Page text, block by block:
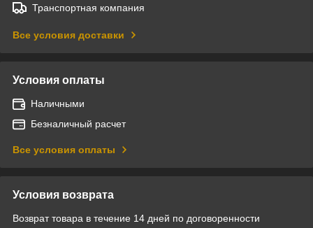
Транспортная компания
Все условия доставки
Условия оплаты
Наличными
Безналичный расчет
Все условия оплаты
Условия возврата
Возврат товара в течение 14 дней по договоренности